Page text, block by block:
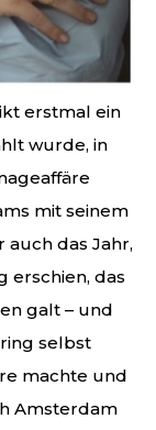
erstmal ein
wurde, in
mit seinem
auch das Jahr,
erschien, das
galt – und
selbst
machte und
Amsterdam